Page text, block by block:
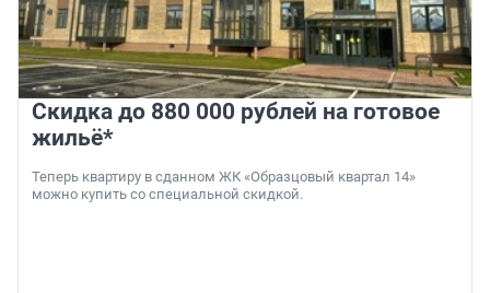
Скидка до 880 000 рублей на готовое
жильё*
Теперь квартиру в сданном ЖК «Образцовый квартал 14»
можно купить со специальной скидкой.